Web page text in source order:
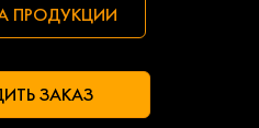
ПРОДУКЦИИ
ЗАКАЗ